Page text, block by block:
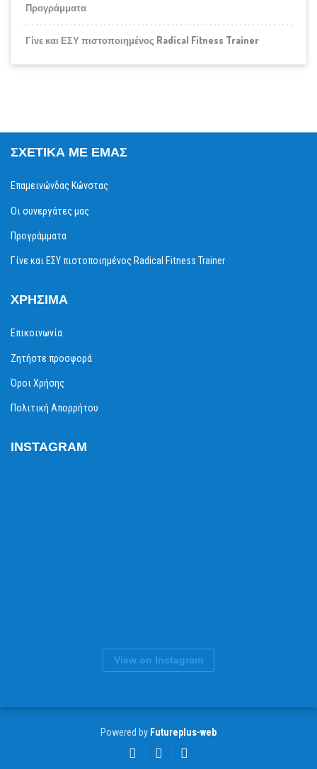
Προγράμματα
Γίνε και ΕΣΥ πιστοποιημένος Radical Fitness Trainer
ΣΧΕΤΙΚΆ ΜΕ ΕΜΆΣ
Επαμεινώνδας Κώνστας
Οι συνεργάτες μας
Προγράμματα
Γίνε και ΕΣΥ πιστοποιημένος Radical Fitness Trainer
ΧΡΉΣΙΜΑ
Επικοινωνία
Ζητήστε προσφορά
Όροι Χρήσης
Πολιτική Απορρήτου
INSTAGRAM
View on Instagram
Powered by Futureplus-web